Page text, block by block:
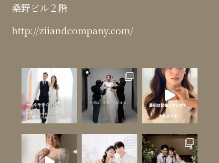
桑野ビル２階
http://ziiandcompany.com/